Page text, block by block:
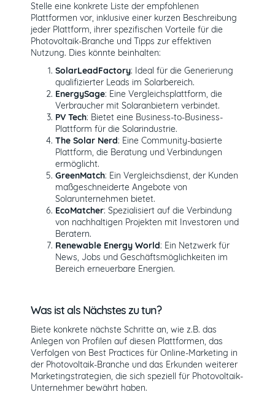
Stelle eine konkrete Liste der empfohlenen
Plattformen vor, inklusive einer kurzen Beschreibung
jeder Plattform, ihrer spezifischen Vorteile für die
Photovoltaik-Branche und Tipps zur effektiven
Nutzung. Dies könnte beinhalten:
SolarLeadFactory: Ideal für die Generierung
qualifizierter Leads im Solarbereich.
EnergySage: Eine Vergleichsplattform, die
Verbraucher mit Solaranbietern verbindet.
PV Tech: Bietet eine Business-to-Business-
Plattform für die Solarindustrie.
The Solar Nerd: Eine Community-basierte
Plattform, die Beratung und Verbindungen
ermöglicht.
GreenMatch: Ein Vergleichsdienst, der Kunden
maßgeschneiderte Angebote von
Solarunternehmen bietet.
EcoMatcher: Spezialisiert auf die Verbindung
von nachhaltigen Projekten mit Investoren und
Beratern.
Renewable Energy World: Ein Netzwerk für
News, Jobs und Geschäftsmöglichkeiten im
Bereich erneuerbare Energien.
Was ist als Nächstes zu tun?
Biete konkrete nächste Schritte an, wie z.B. das
Anlegen von Profilen auf diesen Plattformen, das
Verfolgen von Best Practices für Online-Marketing in
der Photovoltaik-Branche und das Erkunden weiterer
Marketingstrategien, die sich speziell für Photovoltaik-
Unternehmer bewährt haben.